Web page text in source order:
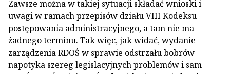
Zawsze można w takiej sytuacji składać wnioski i
uwagi w ramach przepisów działu VIII Kodeksu
postępowania administracyjnego, a tam nie ma
żadnego terminu. Tak więc, jak widać, wydanie
zarządzenia RDOŚ w sprawie odstrzału bobrów
napotyka szereg legislacyjnych problemów i sam